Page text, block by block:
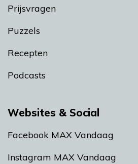
Prijsvragen
Puzzels
Recepten
Podcasts
Websites & Social
Facebook MAX Vandaag
Instagram MAX Vandaag